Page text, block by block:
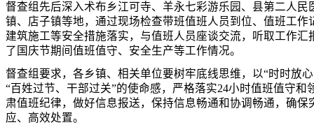
督查组先后深入术布乡江可寺、羊永七彩游乐园、县第二人民
镇、店子镇等地，通过现场检查带班值班人员到位、值班工作
建筑施工等安全措施落实，与值班人员座谈交流，听取工作汇
了国庆节期间值班值守、安全生产等工作情况。
督查组要求，各乡镇、相关单位要树牢底线思维，以“时时放
“百姓过节、干部过关”的使命感，严格落实24小时值班值守和
肃值班纪律，做好信息报送，保持信息畅通和协调畅通，确保
应、高效处置。